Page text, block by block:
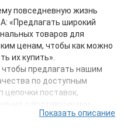
повседневную жизнь
«Предлагать широкий
товаров для
ценам, чтобы как можно
их купить».
предлагать нашим
по доступным
цепочки поставок,
производства, а
объемами. Наша миссия
Показать описание